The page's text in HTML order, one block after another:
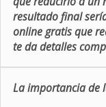
resultado final
online gratis que
te da detalles
La importancia de